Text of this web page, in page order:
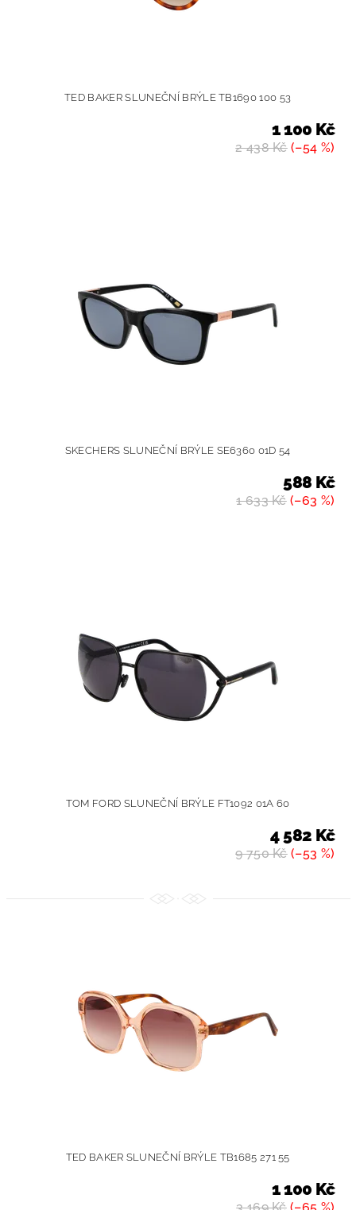
TED BAKER SLUNEČNÍ BRÝLE TB1690 100 53
2 438 Kč(–54 %)
1 100 Kč
SKECHERS SLUNEČNÍ BRÝLE SE6360 01D 54
1 633 Kč(–63 %)
588 Kč
TOM FORD SLUNEČNÍ BRÝLE FT1092 01A 60
9 750 Kč(–53 %)
4 582 Kč
TED BAKER SLUNEČNÍ BRÝLE TB1685 271 55
1 100 Kč